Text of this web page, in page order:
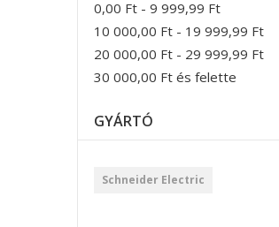
0,00 Ft - 9 999,99 Ft
10 000,00 Ft - 19 999,99 Ft
20 000,00 Ft - 29 999,99 Ft
30 000,00 Ft és felette
GYÁRTÓ
Schneider Electric